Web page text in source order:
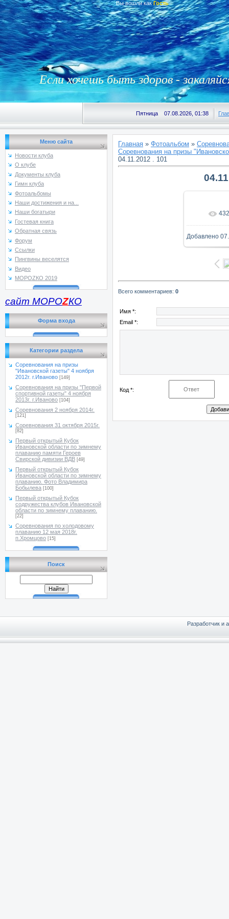
Вы вошли как Гость
Если хочешь быть здоров -
Пятница 07.08.2026, 01:38
Меню сайта
Новости клуба
О клубе
Документы клуба
Гимн клуба
Фотоальбомы
Наши достижения и на...
Наши богатыри
Гостевая книга
Обратная связь
Форум
Ссылки
Пингвины веселятся
Видео
МОРОZКО 2019
сайт МОРОZКО
Форма входа
Категории раздела
Соревнования на призы
"Ивановской газеты" 4 ноября
2012г. г.Иваново [149]
Соревнования на призы "Первой
спортивной газеты" 4 ноября
2013г. г.Иваново [104]
Соревнования 2 ноября 2014г.
[121]
Соревнования 31 октября 2015г.
[82]
Первый открытый Кубок
Ивановской области по зимнему
плаванию памяти Героев
Свирской дивизии ВДВ [49]
Первый открытый Кубок
Ивановской области по зимнему
плаванию. Фото Владимира
Бобылева [100]
Первый открытый Кубок
содружества клубов Ивановской
области по зимнему плаванию.
[22]
Соревнования по холодовому
плаванию 12 мая 2018г.
п.Хромцово [15]
Поиск
Главная » Фотоальбом »
Соревнования на призы
04.11.2012 . 101
В 432
Добавлено
Всего комментариев: 0
Имя *:
Email *:
Код *:
Разработчик и